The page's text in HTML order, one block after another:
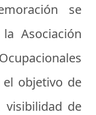
se
Asociación
el objetivo de
de